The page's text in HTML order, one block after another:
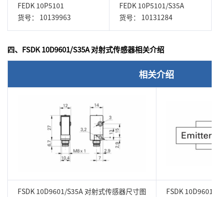
FEDK 10P5101
货号： 10139963
FEDK 10P5101/S35A
货号： 10131284
四、FSDK 10D9601/S35A 对射式传感器相关介绍
相关介绍
FSDK 10D9601/S35A 对射式传感器尺寸图 FSDK 10D9601/